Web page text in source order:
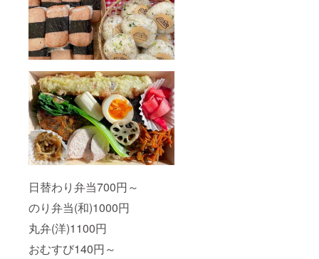
日替わり弁当700円～
のり弁当(和)1000円
丸弁(洋)1100円
おむすび140円～